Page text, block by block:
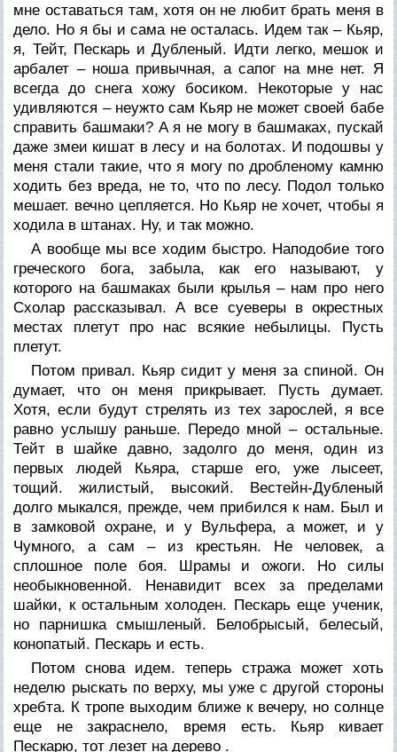
мне оставаться там, хотя он не любит брать меня в
дело. Но я бы и сама не осталась. Идем так – Кьяр,
я, Тейт, Пескарь и Дубленый. Идти легко, мешок и
арбалет – ноша привычная, а сапог на мне нет. Я
всегда до снега хожу босиком. Некоторые у нас
удивляются – неужто сам Кьяр не может своей бабе
справить башмаки? А я не могу в башмаках, пускай
даже змеи кишат в лесу и на болотах. И подошвы у
меня стали такие, что я могу по дробленому камню
ходить без вреда, не то, что по лесу. Подол только
мешает. вечно цепляется. Но Кьяр не хочет, чтобы я
ходила в штанах. Ну, и так можно.
А вообще мы все ходим быстро. Наподобие того
греческого бога, забыла, как его называют, у
которого на башмаках были крылья – нам про него
Схолар рассказывал. А все суеверы в окрестных
местах плетут про нас всякие небылицы. Пусть
плетут.
Потом привал. Кьяр сидит у меня за спиной. Он
думает, что он меня прикрывает. Пусть думает.
Хотя, если будут стрелять из тех зарослей, я все
равно услышу раньше. Передо мной – остальные.
Тейт в шайке давно, задолго до меня, один из
первых людей Кьяра, старше его, уже лысеет,
тощий. жилистый, высокий. Вестейн-Дубленый
долго мыкался, прежде, чем прибился к нам. Был и
в замковой охране, и у Вульфера, а может, и у
Чумного, а сам – из крестьян. Не человек, а
сплошное поле боя. Шрамы и ожоги. Но силы
необыкновенной. Ненавидит всех за пределами
шайки, к остальным холоден. Пескарь еще ученик,
но парнишка смышленый. Белобрысый, белесый,
конопатый. Пескарь и есть.
Потом снова идем. теперь стража может хоть
неделю рыскать по верху, мы уже с другой стороны
хребта. К тропе выходим ближе к вечеру, но солнце
еще не закраснело, время есть. Кьяр кивает
Пескарю, тот лезет на дерево .